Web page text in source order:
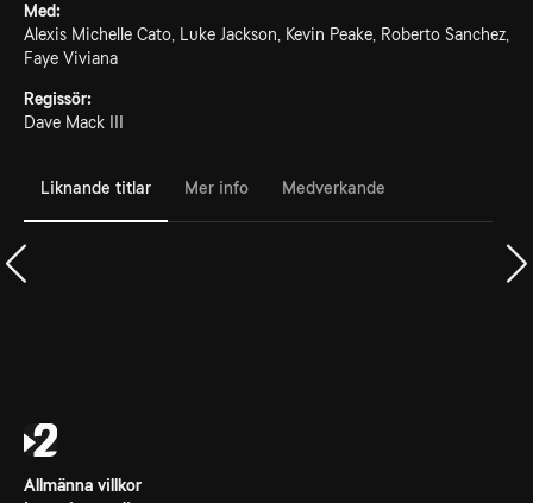
Med:
Alexis Michelle Cato, Luke Jackson, Kevin Peake, Roberto Sanchez,
Faye Viviana
Regissör:
Dave Mack III
Liknande titlar Mer info Medverkande
Allmänna villkor